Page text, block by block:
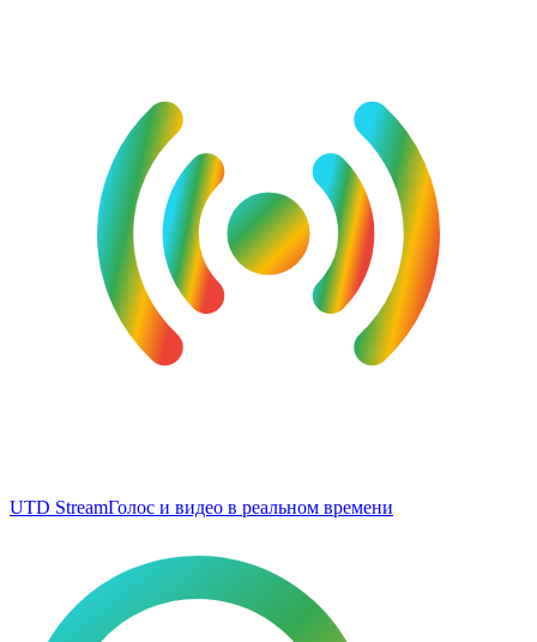
UTD StreamГолос и видео в реальном времени